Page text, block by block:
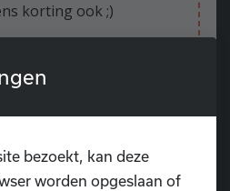
korting ook ;)
nieuwe dimensie aan je
workshops en zet de
vergeten!
bezoekt, kan deze
worden opgeslaan of